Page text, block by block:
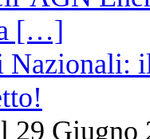
Nazionali:
29 Giugno